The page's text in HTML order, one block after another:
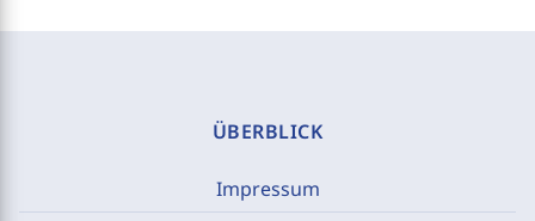
ÜBERBLICK
Impressum